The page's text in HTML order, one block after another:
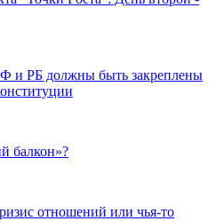
и РБ должны быть закреплены
балкон»?
отношений или чья-то